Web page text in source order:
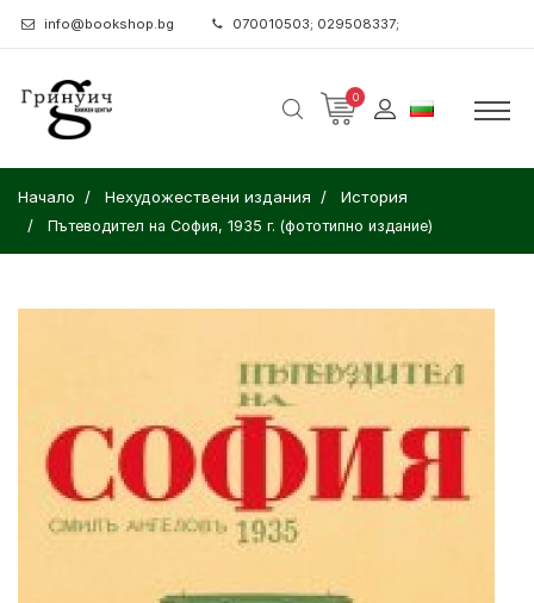
info@bookshop.bg 070010503; 029508337;
0
Начало Нехудожествени издания История
Пътеводител на София, 1935 г. (фототипно издание)